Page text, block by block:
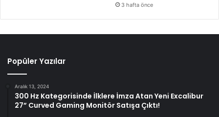
3 hafta önce
Popüler Yazılar
Aralık 13, 2024
300 Hz Kategorisinde İlklere İmza Atan Yeni Excalibur
27” Curved Gaming Monitör Satışa Çıktı!